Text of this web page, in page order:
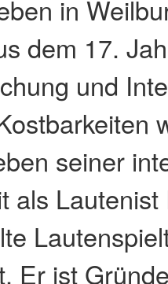
in
dem 17.
und
seiner
als
Er ist